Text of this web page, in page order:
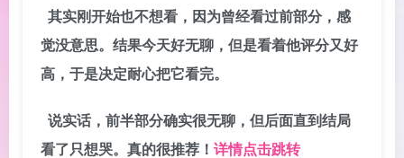
其实刚开始也不想看，因为曾经看过前部分，感
觉没意思。结果今天好无聊，但是看着他评分又好
高，于是决定耐心把它看完。
说实话，前半部分确实很无聊，但后面直到结局
看了只想哭。真的很推荐！ 详情点击跳转